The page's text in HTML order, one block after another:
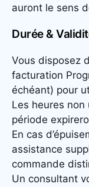
auront le sens
Durée &
Vous disposez
facturation
échéant) pour
Les heures
période
En cas
assistance
commande
Un consultant